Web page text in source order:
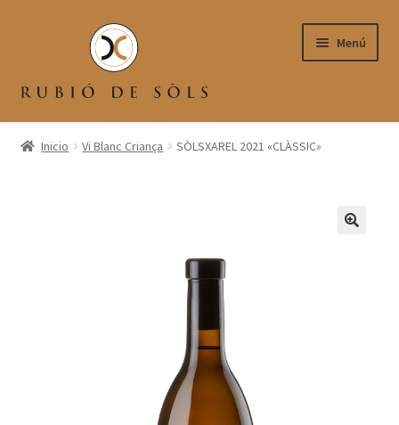
Menú
BOTIGA
Inicio Vi Blanc Criança SÒLSXAREL 2021 «CLÀSSIC»